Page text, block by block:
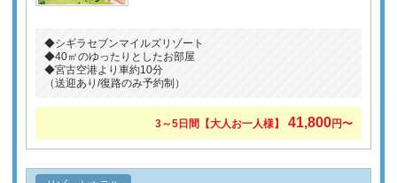
◆シギラセブンマイルズリゾート
◆40㎡のゆったりとしたお部屋
◆宮古空港より車約10分
（送迎あり/復路のみ予約制）
3～5日間【大人お一人様】 41,800円〜